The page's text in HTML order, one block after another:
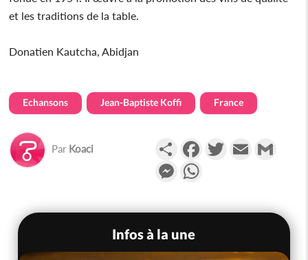
et les traditions de la table.
Donatien Kautcha, Abidjan
Echansons Jean-Baptiste Koffi France
Par Koaci PartagerFacebookTwitterEmail
Messenger
Infos à la une